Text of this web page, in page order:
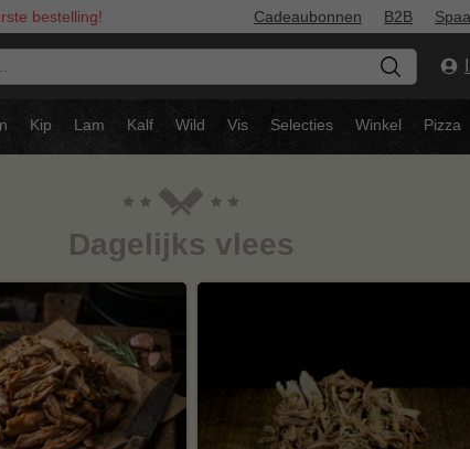
bestelling! Cadeaubonnen B2B
Kip Lam Kalf Wild Vis Selecties Winkel Pizza
Dagelijks vlees